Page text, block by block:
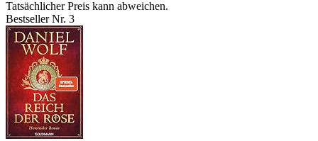
Tatsächlicher Preis kann abweichen.
Bestseller Nr. 3